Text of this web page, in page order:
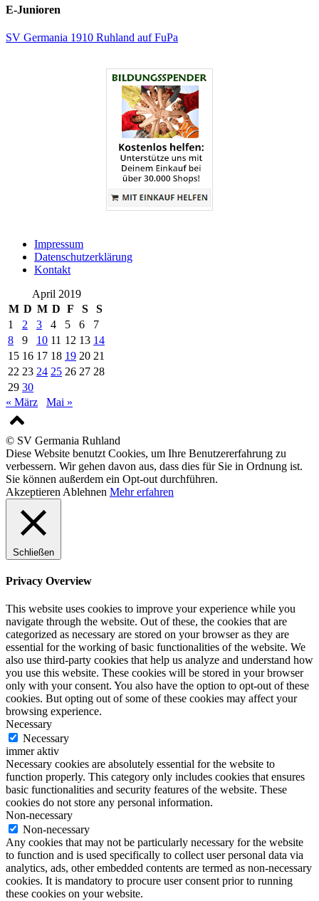
E-Junioren
SV Germania 1910 Ruhland auf FuPa
Impressum
Datenschutzerklärung
Kontakt
April 2019
M D M D F S
S
1
2 3 4 5 6
7
8
9 10 11 12 13 14
15 16 17 18 19 20 21
22 23 24 25 26 27 28
29 30
« März
Mai »
© SV Germania Ruhland
Diese Website benutzt Cookies, um Ihre Benutzererfahrung zu
verbessern. Wir gehen davon aus, dass dies für Sie in Ordnung ist.
Sie können außerdem ein Opt-out durchführen.
Akzeptieren Ablehnen Mehr erfahren
Schließen
Privacy Overview
This website uses cookies to improve your experience while you
navigate through the website. Out of these, the cookies that are
categorized as necessary are stored on your browser as they are
essential for the working of basic functionalities of the website. We
also use third-party cookies that help us analyze and understand how
you use this website. These cookies will be stored in your browser
only with your consent. You also have the option to opt-out of these
cookies. But opting out of some of these cookies may affect your
browsing experience.
Necessary
Necessary
immer aktiv
Necessary cookies are absolutely essential for the website to
function properly. This category only includes cookies that ensures
basic functionalities and security features of the website. These
cookies do not store any personal information.
Non-necessary
Non-necessary
Any cookies that may not be particularly necessary for the website
to function and is used specifically to collect user personal data via
analytics, ads, other embedded contents are termed as non-necessary
cookies. It is mandatory to procure user consent prior to running
these cookies on your website.